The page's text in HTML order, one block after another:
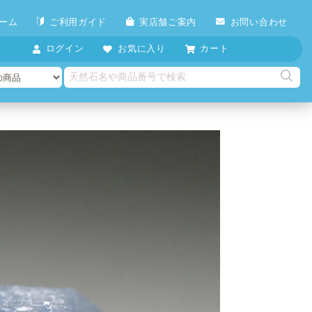
ム ご利用ガイド 実店舗ご案内 お問い合わせ
ログイン お気に入り カート